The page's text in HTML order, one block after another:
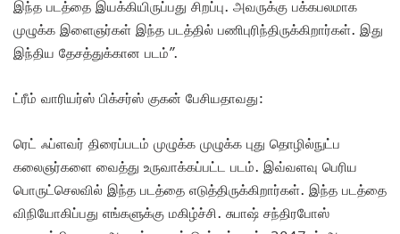
இந்த படத்தை இயக்கியிருப்பது சிறப்பு. அவருக்கு பக்கபலமாக
முழுக்க இளைஞர்கள் இந்த படத்தில் பணிபுரிந்திருக்கிறார்கள். இது
இந்திய தேசத்துக்கான படம்”.
ட்ரீம் வாரியர்ஸ் பிக்சர்ஸ் குகன் பேசியதாவது:
ரெட் ஃப்ளவர் திரைப்படம் முழுக்க முழுக்க புது தொழில்நுட்ப
கலைஞர்களை வைத்து உருவாக்கப்பட்ட படம். இவ்வளவு பெரிய
பொருட்செலவில் இந்த படத்தை எடுத்திருக்கிறார்கள். இந்த படத்தை
விநியோகிப்பது எங்களுக்கு மகிழ்ச்சி. சுபாஷ் சந்திரபோஸ்